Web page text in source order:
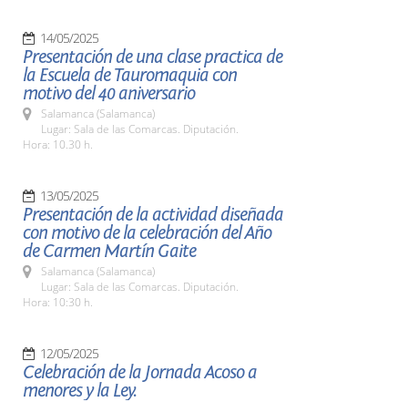
14/05/2025
Presentación de una clase practica de
la Escuela de Tauromaquia con
motivo del 40 aniversario
Salamanca (Salamanca)
Lugar: Sala de las Comarcas. Diputación.
Hora: 10.30 h.
13/05/2025
Presentación de la actividad diseñada
con motivo de la celebración del Año
de Carmen Martín Gaite
Salamanca (Salamanca)
Lugar: Sala de las Comarcas. Diputación.
Hora: 10:30 h.
12/05/2025
Celebración de la Jornada Acoso a
menores y la Ley.